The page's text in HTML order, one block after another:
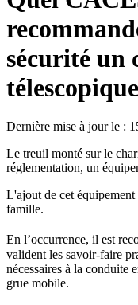
sécurité un
Dernière mise à jour le :
Le treuil monté sur le
réglementation, un
L'ajout de cet
famille.
En l’occurrence, il est
valident les savoir-faire
nécessaires à la conduite
grue mobile.